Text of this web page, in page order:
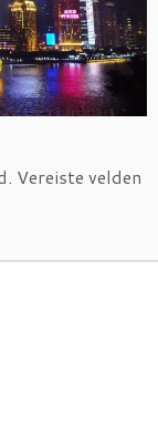
Vereiste velden